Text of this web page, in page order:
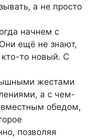
а не просто
начнем с
ещё не знают,
то новый. С
жестами
а с чем-
обедом,
позволяя